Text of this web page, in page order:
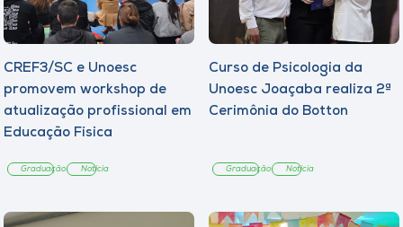
CREF3/SC e Unoesc
promovem workshop de
atualização profissional em
Educação Física
Graduação Notícia
Curso de Psicologia da
Unoesc Joaçaba realiza 2ª
Cerimônia do Botton
Graduação Notícia